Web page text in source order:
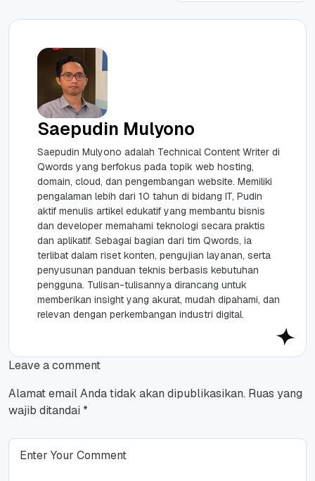
Saepudin Mulyono
Saepudin Mulyono adalah Technical Content Writer di
Qwords yang berfokus pada topik web hosting,
domain, cloud, dan pengembangan website. Memiliki
pengalaman lebih dari 10 tahun di bidang IT, Pudin
aktif menulis artikel edukatif yang membantu bisnis
dan developer memahami teknologi secara praktis
dan aplikatif. Sebagai bagian dari tim Qwords, ia
terlibat dalam riset konten, pengujian layanan, serta
penyusunan panduan teknis berbasis kebutuhan
pengguna. Tulisan-tulisannya dirancang untuk
memberikan insight yang akurat, mudah dipahami, dan
relevan dengan perkembangan industri digital.
Leave a comment
Alamat email Anda tidak akan dipublikasikan. Ruas yang
wajib ditandai *